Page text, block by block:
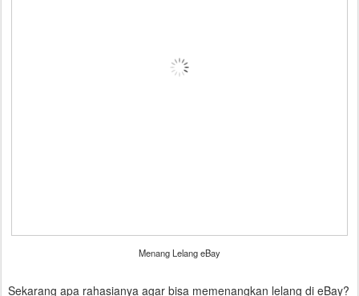
Menang Lelang eBay
Sekarang apa rahasianya agar bisa memenangkan lelang di eBay?